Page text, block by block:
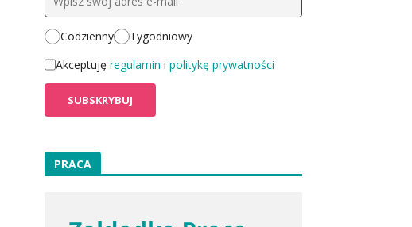
Codzienny
Tygodniowy
Akceptuję regulamin i politykę prywatności
PRACA